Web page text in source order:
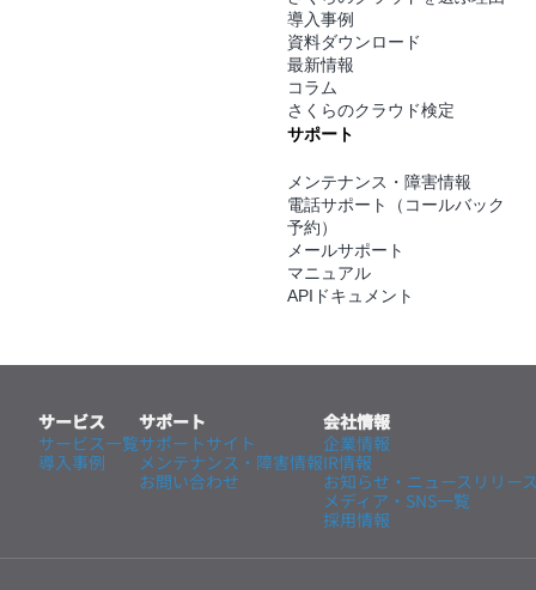
導入事例
資料ダウンロード
最新情報
コラム
さくらのクラウド検定
サポート
メンテナンス・障害情報
電話サポート（コールバック
予約）
メールサポート
マニュアル
APIドキュメント
サービス
サービス一覧
導入事例
サポート
サポートサイト
メンテナンス・ 障害情報
お問い合わせ
会社情報
企業情報
IR情報
お知らせ・ニュースリリー
メディア・SNS一覧
採用情報